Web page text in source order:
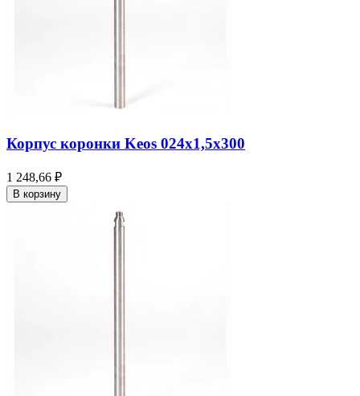
Корпус коронки Keos 024x1,5x300
1 248,66 ₽
В корзину